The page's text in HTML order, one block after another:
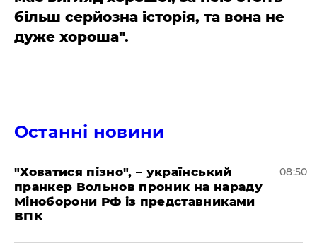
більш серйозна історія, та вона не
дуже хороша".
Останні новини
"Ховатися пізно", – український
пранкер Вольнов проник на нараду
Міноборони РФ із представниками
ВПК
08:50